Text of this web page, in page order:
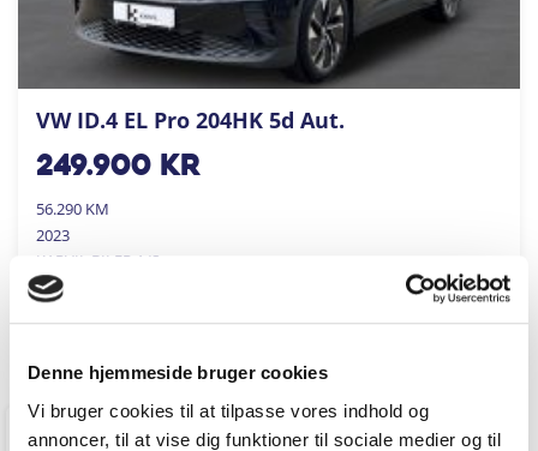
Denne hjemmeside bruger cookies
Vi bruger cookies til at tilpasse vores indhold og
annoncer, til at vise dig funktioner til sociale medier og til
VW ID.4 EL Pro 204HK 5d Aut.
249.900kr
56.290 KM
2023
KARVIL BILER A/S
RINGKØBING